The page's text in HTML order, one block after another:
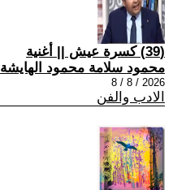
(39) كسرة عيش || أغنية
محمود سلامة محمود الهايشة
2026 / 8 / 8
الادب والفن